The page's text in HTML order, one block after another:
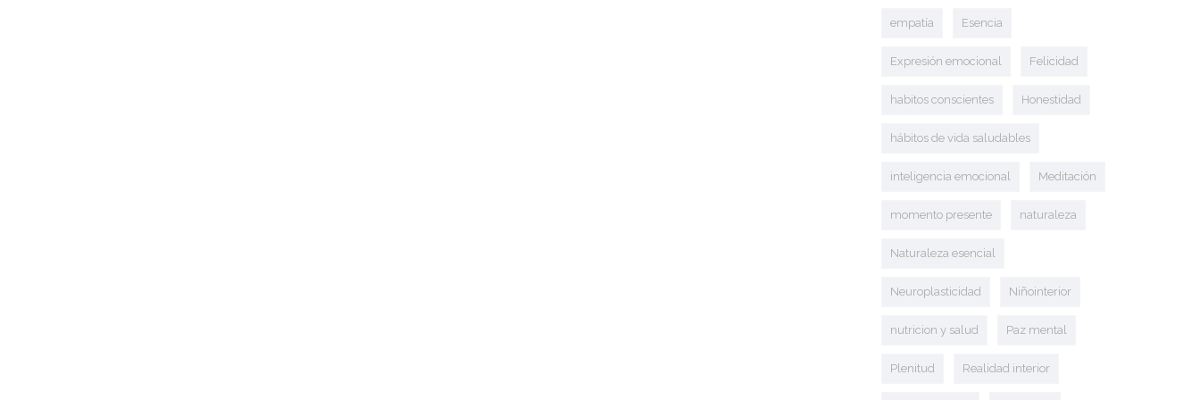
empatía Esencia
Expresión emocional Felicidad
habitos conscientes Honestidad
hábitos de vida saludables
inteligencia emocional Meditación
momento presente naturaleza
Naturaleza esencial
Neuroplasticidad Niñointerior
nutricion y salud Paz mental
Plenitud Realidad interior